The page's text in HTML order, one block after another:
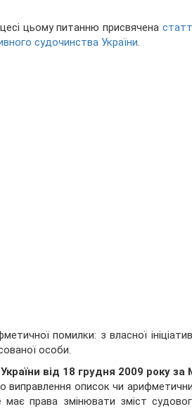
цьому питанню присвячена
судочинства України.
помилки: з власної
особи.
від 18 грудня 2009 року за
виправлення описок чи
має права змінювати зміст